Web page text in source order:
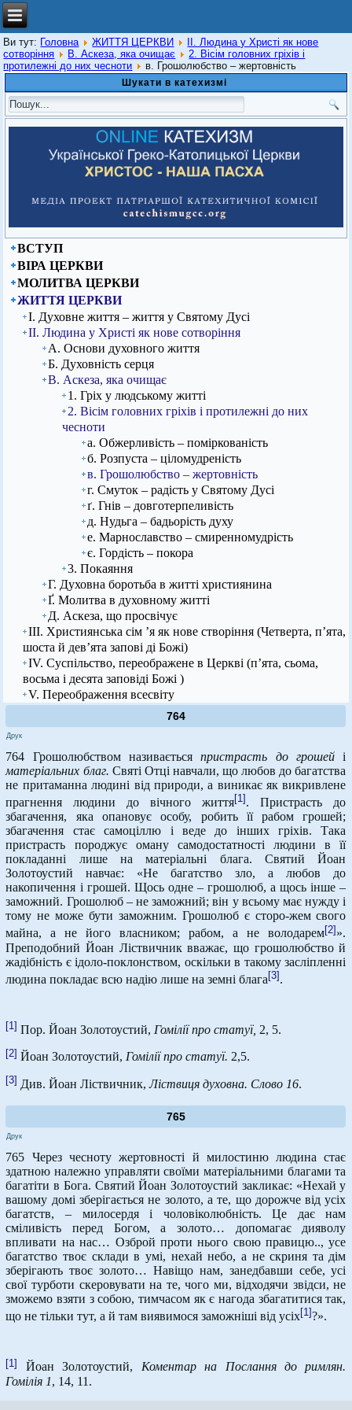
Ви тут: Головна ЖИТТЯ ЦЕРКВИ
ІІ. Людина у Христі як нове
сотворіння
В. Аскеза, яка очищає
2. Вісім головних гріхів і
протилежні до них чесноти
в. Грошолюбство – жертовність
Шукати в катехизмі
ВСТУП
ВІРА ЦЕРКВИ
МОЛИТВА ЦЕРКВИ
ЖИТТЯ ЦЕРКВИ
І. Духовне життя – життя у Святому Дусі
ІІ. Людина у Христі як нове сотворіння
А. Основи духовного життя
Б. Духовність серця
В. Аскеза, яка очищає
1. Гріх у людському житті
2. Вісім головних гріхів і протилежні до них
чесноти
а. Обжерливість – поміркованість
б. Розпуста – ціломудреність
в. Грошолюбство – жертовність
г. Смуток – радість у Святому Дусі
ґ. Гнів – довготерпеливість
д. Нудьга – бадьорість духу
е. Марнославство – смиренномудрість
є. Гордість – покора
3. Покаяння
Г. Духовна боротьба в житті християнина
Ґ. Молитва в духовному житті
Д. Аскеза, що просвічує
ІІІ. Християнська сім ’я як нове створіння (Четверта, п’ята,
шоста й дев’ята запові ді Божі)
IV. Суспільство, переображене в Церкві (п’ята, сьома,
восьма і десята заповіді Божі )
V. Переображення всесвіту
764
Друк
764 Грошолюбством називаєтьсяпристрасть до грошейі
матеріальних благ. Святі Отці навчали, що любов до багатства
не притаманна людині від природи, а виникає як викривлене
прагнення людини до вічного життя[1] . Пристрасть до
збагачення, яка опановує особу, робить її рабом грошей;
збагачення стає самоціллю і веде до інших гріхів. Така
пристрасть породжує оману самодостатності людини в її
покладанні лише на матеріальні блага. Святий Йоан
Золотоустий навчає: «Не багатство зло, а любов до
накопичення і грошей. Щось одне – грошолюб, а щось інше –
заможний. Грошолюб – не заможний; він у всьому має нужду і
тому не може бути заможним. Грошолюб є сторо-жем свого
майна, а не його власником; рабом, а не володарем[2]».
Преподобний Йоан Ліствичник вважає, що грошолюбство й
жадібність є ідоло-поклонством, оскільки в такому засліпленні
людина покладає всю надію лише на земні блага[3].
[1] Пор. Йоан Золотоустий, Гомілії про статуї, 2, 5.
[2] Йоан Золотоустий,Гомілії про статуї. 2,5.
[3] Див. Йоан Ліствичник,Ліствиця духовна. Слово 16.
765
Друк
765 Через чесноту жертовності й милостиню людина стає
здатною належно управляти своїми матеріальними благами та
багатіти в Бога. Святий Йоан Золотоустий закликає: «Нехай у
вашому домі зберігається не золото, а те, що дорожче від усіх
багатств, – милосердя і чоловіколюбність. Це дає нам
сміливість перед Богом, а золото… допомагає дияволу
впливати на нас… Озброй проти нього свою правицю.., усе
багатство твоє склади в умі, нехай небо, а не скриня та дім
зберігають твоє золото… Навіщо нам, занедбавши себе, усі
свої турботи скеровувати на те, чого ми, відходячи звідси, не
зможемо взяти з собою, тимчасом як є нагода збагатитися так,
що не тільки тут, а й там виявимося заможніші від усіх[1]?».
[1] Йоан Золотоустий, Коментар на Послання до римлян.
Гомілія 1, 14, 11.